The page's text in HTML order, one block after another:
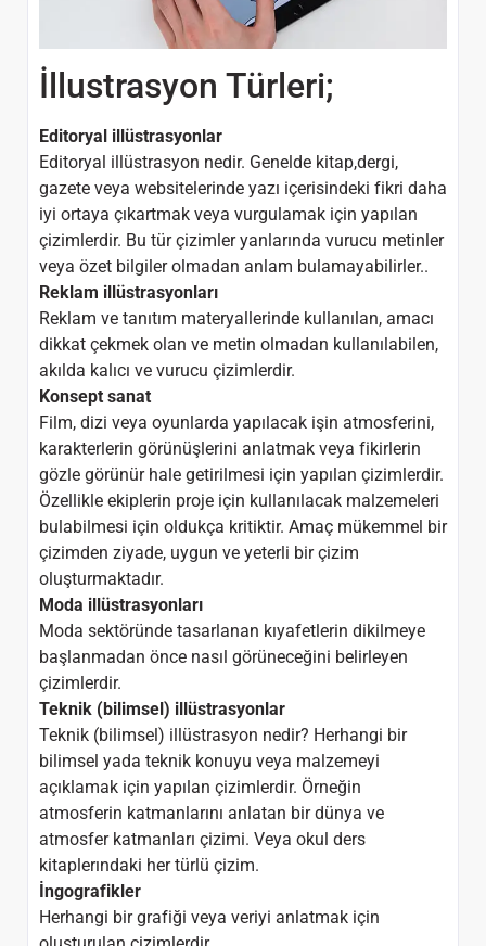
İllustrasyon Türleri;
Editoryal illüstrasyonlar
Editoryal illüstrasyon nedir. Genelde kitap,dergi,
gazete veya websitelerinde yazı içerisindeki fikri daha
iyi ortaya çıkartmak veya vurgulamak için yapılan
çizimlerdir. Bu tür çizimler yanlarında vurucu metinler
veya özet bilgiler olmadan anlam bulamayabilirler..
Reklam illüstrasyonları
Reklam ve tanıtım materyallerinde kullanılan, amacı
dikkat çekmek olan ve metin olmadan kullanılabilen,
akılda kalıcı ve vurucu çizimlerdir.
Konsept sanat
Film, dizi veya oyunlarda yapılacak işin atmosferini,
karakterlerin görünüşlerini anlatmak veya fikirlerin
gözle görünür hale getirilmesi için yapılan çizimlerdir.
Özellikle ekiplerin proje için kullanılacak malzemeleri
bulabilmesi için oldukça kritiktir. Amaç mükemmel bir
çizimden ziyade, uygun ve yeterli bir çizim
oluşturmaktadır.
Moda illüstrasyonları
Moda sektöründe tasarlanan kıyafetlerin dikilmeye
başlanmadan önce nasıl görüneceğini belirleyen
çizimlerdir.
Teknik (bilimsel) illüstrasyonlar
Teknik (bilimsel) illüstrasyon nedir? Herhangi bir
bilimsel yada teknik konuyu veya malzemeyi
açıklamak için yapılan çizimlerdir. Örneğin
atmosferin katmanlarını anlatan bir dünya ve
atmosfer katmanları çizimi. Veya okul ders
kitaplerındaki her türlü çizim.
İngografikler
Herhangi bir grafiği veya veriyi anlatmak için